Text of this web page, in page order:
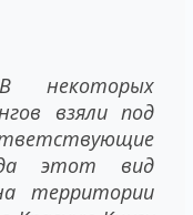
взяли под
этот вид
территории